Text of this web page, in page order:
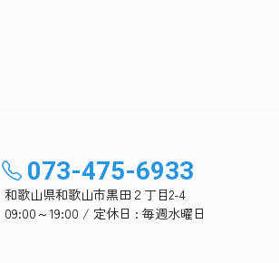
073-475-6933
和歌山県和歌山市黒田２丁目2-4
09:00～19:00 / 定休日 : 毎週水曜日